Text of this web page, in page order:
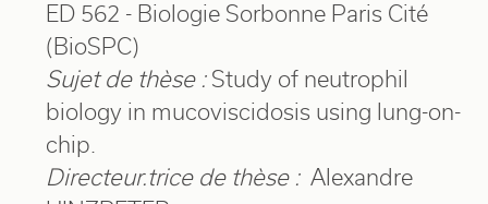
ED 562 - Biologie Sorbonne Paris Cité
(BioSPC)
Sujet de thèse : Study of neutrophil
biology in mucoviscidosis using lung-on-
chip.
Directeur.trice de thèse : Alexandre